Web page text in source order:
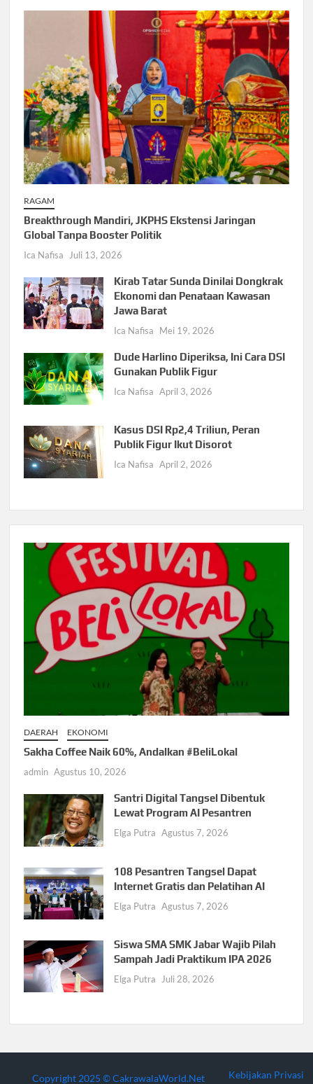
RAGAM
Breakthrough Mandiri, JKPHS Ekstensi Jaringan
Global Tanpa Booster Politik
Ica Nafisa Juli 13, 2026
Kirab Tatar Sunda Dinilai Dongkrak
Ekonomi dan Penataan Kawasan
Jawa Barat
Ica Nafisa Mei 19, 2026
Dude Harlino Diperiksa, Ini Cara DSI
Gunakan Publik Figur
Ica Nafisa April 3, 2026
Kasus DSI Rp2,4 Triliun, Peran
Publik Figur Ikut Disorot
Ica Nafisa April 2, 2026
DAERAH EKONOMI
Sakha Coffee Naik 60%, Andalkan #BeliLokal
admin Agustus 10, 2026
Santri Digital Tangsel Dibentuk
Lewat Program AI Pesantren
Elga Putra Agustus 7, 2026
108 Pesantren Tangsel Dapat
Internet Gratis dan Pelatihan AI
Elga Putra Agustus 7, 2026
Siswa SMA SMK Jabar Wajib Pilah
Sampah Jadi Praktikum IPA 2026
Elga Putra Juli 28, 2026
Copyright 2025 © CakrawalaWorld.Net Kebijakan Privasi